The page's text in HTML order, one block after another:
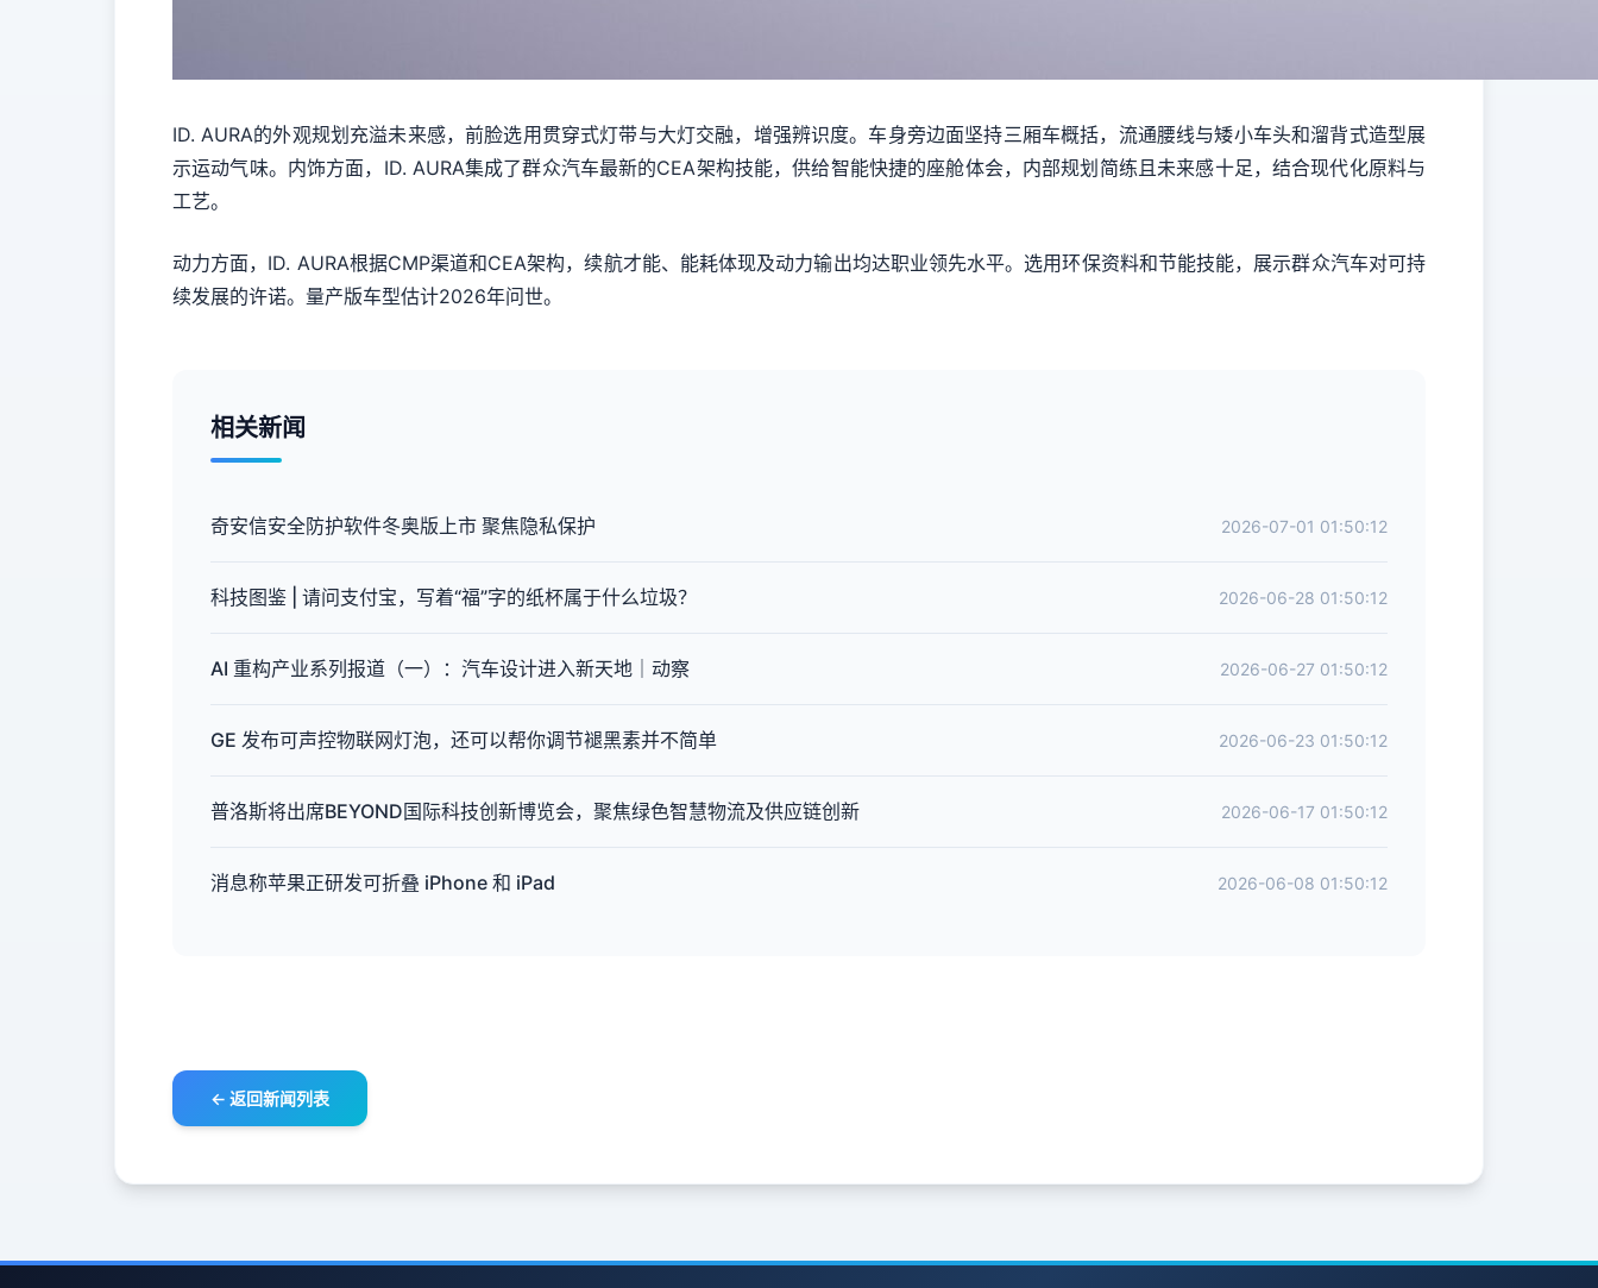
ID. AURA的外观规划充溢未来感，前脸选用贯穿式灯带与大灯交融，增强辨识度。车身旁边面坚持三厢车概括，流通腰线与矮小车头和溜背式造型展
示运动气味。内饰方面，ID. AURA集成了群众汽车最新的CEA架构技能，供给智能快捷的座舱体会，内部规划简练且未来感十足，结合现代化原料与
工艺。
动力方面，ID. AURA根据CMP渠道和CEA架构，续航才能、能耗体现及动力输出均达职业领先水平。选用环保资料和节能技能，展示群众汽车对可持
续发展的许诺。量产版车型估计2026年问世。
相关新闻
奇安信安全防护软件冬奥版上市 聚焦隐私保护 2026-07-01 01:50:12
科技图鉴 | 请问支付宝，写着“福”字的纸杯属于什么垃圾？ 2026-06-28 01:50:12
AI 重构产业系列报道（一）：汽车设计进入新天地｜动察 2026-06-27 01:50:12
GE 发布可声控物联网灯泡，还可以帮你调节褪黑素并不简单 2026-06-23 01:50:12
普洛斯将出席BEYOND国际科技创新博览会，聚焦绿色智慧物流及供应链创新 2026-06-17 01:50:12
消息称苹果正研发可折叠 iPhone 和 iPad 2026-06-08 01:50:12
← 返回新闻列表